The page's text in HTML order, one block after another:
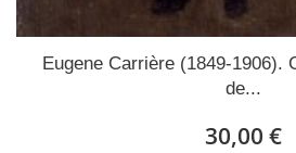
Eugene Carrière (1849-1906).
de...
30,00 €